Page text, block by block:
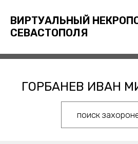
ВИРТУАЛЬНЫЙ
СЕВАСТОПОЛЯ
ГОРБАНЕВ ИВАН
поиск